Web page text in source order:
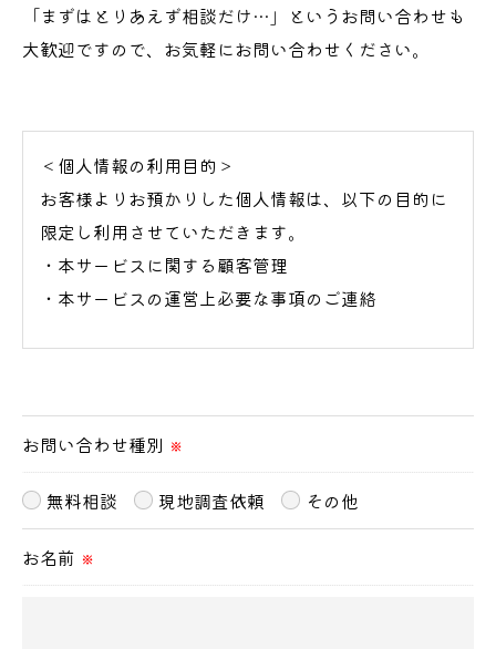
「まずはとりあえず相談だけ…」というお問い合わせも
大歓迎ですので、お気軽にお問い合わせください。
＜個人情報の利用目的＞
お客様よりお預かりした個人情報は、以下の目的に
限定し利用させていただきます。
・本サービスに関する顧客管理
・本サービスの運営上必要な事項のご連絡
られた場合を除き、
ません。
＜個人情報の委託について＞
お問い合わせ種別 ※
無料相談 現地調査依頼 その他
お名前 ※